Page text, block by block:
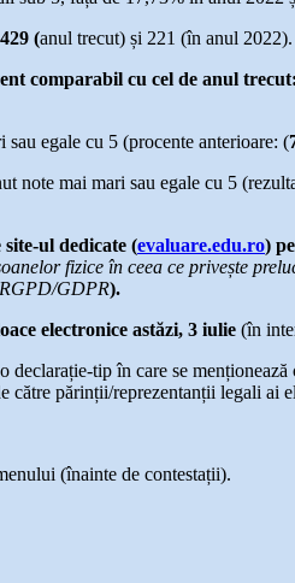
429 (anul trecut) și 221 (în anul 2022).
comparabil cu cel de anul
egale cu 5 (procente anterioare: (
note mai mari sau egale cu 5
ul dedicate (evaluare.edu.ro)
fizice în ceea ce privește
GDPR).
electronice astăzi, 3 iulie (în
tip în care se
către părinții/reprezentanții legali ai
(înainte de contestații).